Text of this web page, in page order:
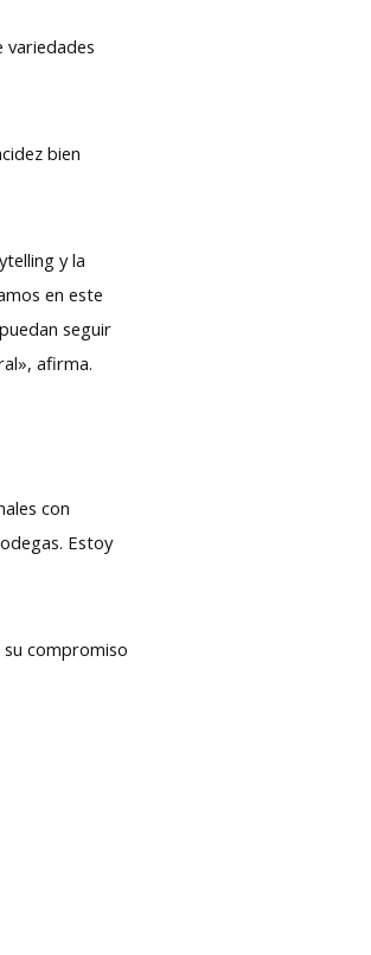
variedades
bien
y la
en este
seguir
afirma.
con
Estoy
compromiso